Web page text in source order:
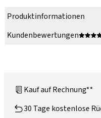
Produktinformationen
Kundenbewertungen
Kauf auf Rechnung**
30 Tage kostenlose